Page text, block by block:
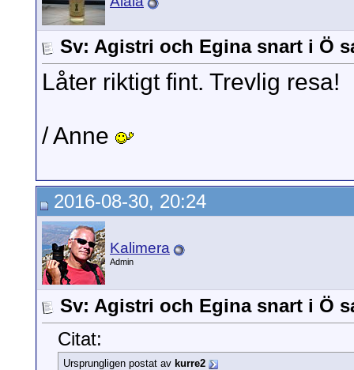
Sv: Agistri och Egina snart i Ö
Låter riktigt fint. Trevlig resa!
/ Anne
2016-08-30, 20:24
Kalimera
Admin
Sv: Agistri och Egina snart i Ö
Citat:
Ursprungligen postat av kurre2